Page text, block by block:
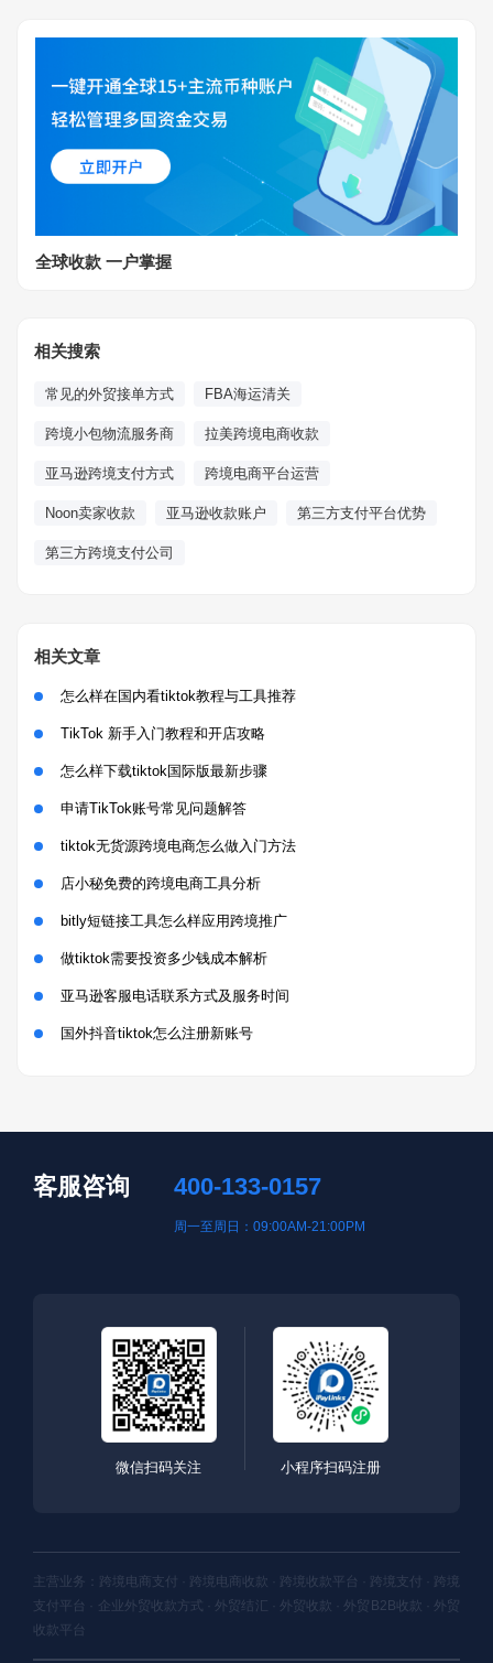
全球收款 一户掌握
相关搜索
常见的外贸接单方式 FBA海运清关
跨境小包物流服务商 拉美跨境电商收款
亚马逊跨境支付方式 跨境电商平台运营
Noon卖家收款 亚马逊收款账户 第三方支付平台优势
第三方跨境支付公司
相关文章
怎么样在国内看tiktok教程与工具推荐
TikTok 新手入门教程和开店攻略
怎么样下载tiktok国际版最新步骤
申请TikTok账号常见问题解答
tiktok无货源跨境电商怎么做入门方法
店小秘免费的跨境电商工具分析
bitly短链接工具怎么样应用跨境推广
做tiktok需要投资多少钱成本解析
亚马逊客服电话联系方式及服务时间
国外抖音tiktok怎么注册新账号
客服咨询 400-133-0157
周一至周日：09:00AM-21:00PM
微信扫码关注 小程序扫码注册
主营业务：跨境电商支付 · 跨境电商收款 · 跨境收款平台 · 跨境支付 · 跨境
支付平台 · 企业外贸收款方式 · 外贸结汇 · 外贸收款 · 外贸B2B收款 · 外贸
收款平台